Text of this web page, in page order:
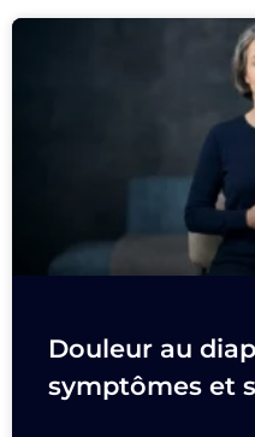
Douleur au
symptômes et